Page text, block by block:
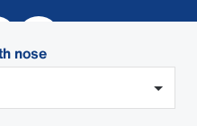
nose